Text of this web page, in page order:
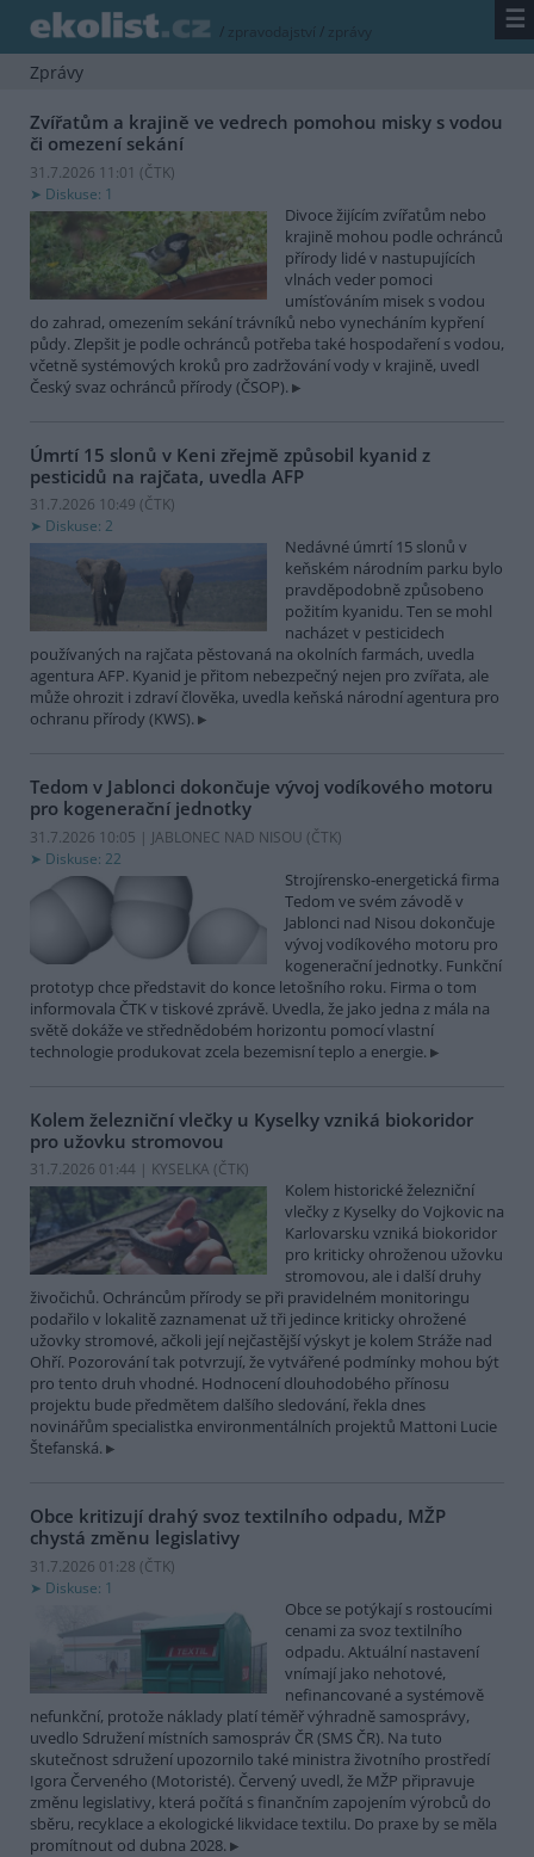
/ zpravodajství / zprávy ☰
Zprávy
Zvířatům a krajině ve vedrech pomohou misky s vodou
či omezení sekání
31.7.2026 11:01 (ČTK)
Diskuse: 1
Divoce žijícím zvířatům nebo
krajině mohou podle ochránců
přírody lidé v nastupujících
vlnách veder pomoci
umísťováním misek s vodou
do zahrad, omezením sekání trávníků nebo vynecháním kypření
půdy. Zlepšit je podle ochránců potřeba také hospodaření s vodou,
včetně systémových kroků pro zadržování vody v krajině, uvedl
Český svaz ochránců přírody (ČSOP).
Úmrtí 15 slonů v Keni zřejmě způsobil kyanid z
pesticidů na rajčata, uvedla AFP
31.7.2026 10:49 (ČTK)
Diskuse: 2
Nedávné úmrtí 15 slonů v
keňském národním parku bylo
pravděpodobně způsobeno
požitím kyanidu. Ten se mohl
nacházet v pesticidech
používaných na rajčata pěstovaná na okolních farmách, uvedla
agentura AFP. Kyanid je přitom nebezpečný nejen pro zvířata, ale
může ohrozit i zdraví člověka, uvedla keňská národní agentura pro
ochranu přírody (KWS).
Tedom v Jablonci dokončuje vývoj vodíkového motoru
pro kogenerační jednotky
31.7.2026 10:05 | JABLONEC NAD NISOU (ČTK)
Diskuse: 22
Strojírensko-energetická firma
Tedom ve svém závodě v
Jablonci nad Nisou dokončuje
vývoj vodíkového motoru pro
kogenerační jednotky. Funkční
prototyp chce představit do konce letošního roku. Firma o tom
informovala ČTK v tiskové zprávě. Uvedla, že jako jedna z mála na
světě dokáže ve střednědobém horizontu pomocí vlastní
technologie produkovat zcela bezemisní teplo a energie.
Kolem železniční vlečky u Kyselky vzniká biokoridor
pro užovku stromovou
31.7.2026 01:44 | KYSELKA (ČTK)
Kolem historické železniční
vlečky z Kyselky do Vojkovic na
Karlovarsku vzniká biokoridor
pro kriticky ohroženou užovku
stromovou, ale i další druhy
živočichů. Ochráncům přírody se při pravidelném monitoringu
podařilo v lokalitě zaznamenat už tři jedince kriticky ohrožené
užovky stromové, ačkoli její nejčastější výskyt je kolem Stráže nad
Ohří. Pozorování tak potvrzují, že vytvářené podmínky mohou být
pro tento druh vhodné. Hodnocení dlouhodobého přínosu
projektu bude předmětem dalšího sledování, řekla dnes
novinářům specialistka environmentálních projektů Mattoni Lucie
Štefanská.
Obce kritizují drahý svoz textilního odpadu, MŽP
chystá změnu legislativy
31.7.2026 01:28 (ČTK)
Diskuse: 1
Obce se potýkají s rostoucími
cenami za svoz textilního
odpadu. Aktuální nastavení
vnímají jako nehotové,
nefinancované a systémově
nefunkční, protože náklady platí téměř výhradně samosprávy,
uvedlo Sdružení místních samospráv ČR (SMS ČR). Na tuto
skutečnost sdružení upozornilo také ministra životního prostředí
Igora Červeného (Motoristé). Červený uvedl, že MŽP připravuje
změnu legislativy, která počítá s finančním zapojením výrobců do
sběru, recyklace a ekologické likvidace textilu. Do praxe by se měla
promítnout od dubna 2028.